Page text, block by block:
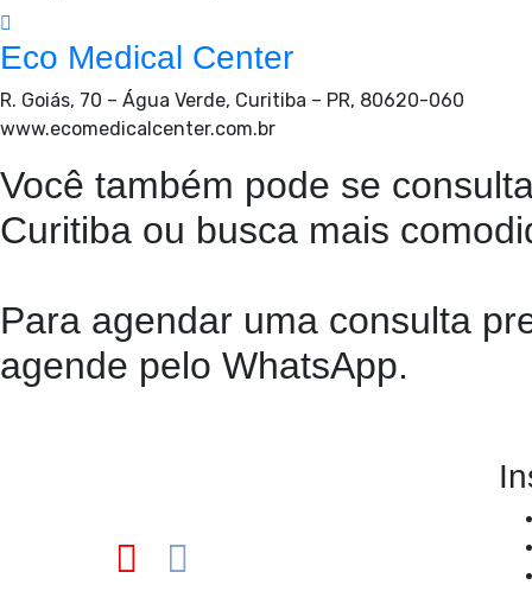
Eco Medical Center
R. Goiás, 70 – Água Verde, Curitiba – PR, 80620-060
www.ecomedicalcenter.com.br
Você também pode se
Curitiba ou busca mais
Para agendar uma consulta
agende pelo WhatsApp.